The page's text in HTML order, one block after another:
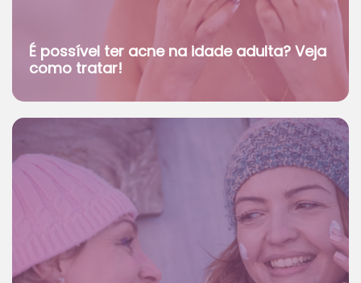
É possível ter acne na idade adulta? Veja
como tratar!